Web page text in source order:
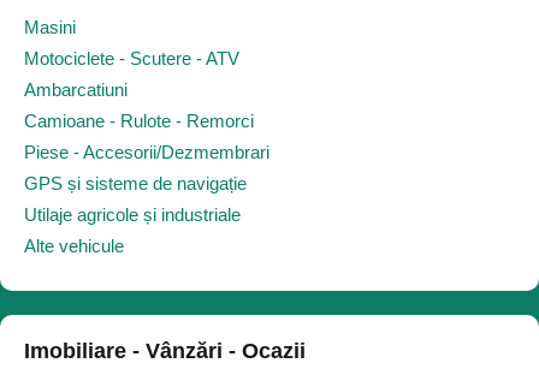
Masini
Motociclete - Scutere - ATV
Ambarcatiuni
Camioane - Rulote - Remorci
Piese - Accesorii/Dezmembrari
GPS și sisteme de navigație
Utilaje agricole și industriale
Alte vehicule
Imobiliare - Vânzări - Ocazii